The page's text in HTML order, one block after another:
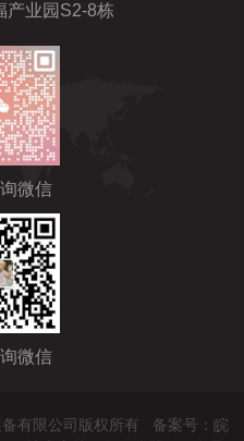
产业园S2-8栋
微信
微信
有限公司版权所有 备案号：皖